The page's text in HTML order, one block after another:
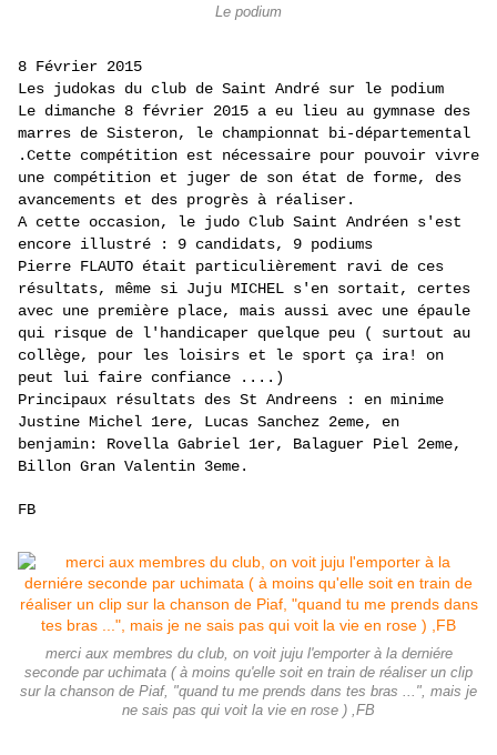
Le podium
8 Février 2015
Les judokas du club de Saint André sur le podium
Le dimanche 8 février 2015 a eu lieu au gymnase des
marres de Sisteron, le championnat bi-départemental
.Cette compétition est nécessaire pour pouvoir vivre
une compétition et juger de son état de forme, des
avancements et des progrès à réaliser.
A cette occasion, le judo Club Saint Andréen s'est
encore illustré : 9 candidats, 9 podiums
Pierre FLAUTO était particulièrement ravi de ces
résultats, même si Juju MICHEL s'en sortait, certes
avec une première place, mais aussi avec une épaule
qui risque de l'handicaper quelque peu ( surtout au
collège, pour les loisirs et le sport ça ira! on
peut lui faire confiance ....)
Principaux résultats des St Andreens : en minime
Justine Michel 1ere, Lucas Sanchez 2eme, en
benjamin: Rovella Gabriel 1er, Balaguer Piel 2eme,
Billon Gran Valentin 3eme.
FB
merci aux membres du club, on voit juju l'emporter à la derniére
seconde par uchimata ( à moins qu'elle soit en train de réaliser un clip
sur la chanson de Piaf, "quand tu me prends dans tes bras ...", mais je
ne sais pas qui voit la vie en rose ) ,FB